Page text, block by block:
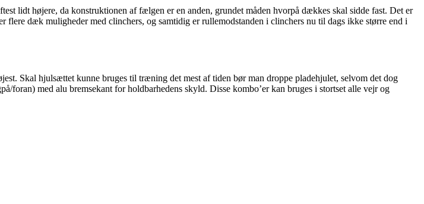
lidt højere, da konstruktionen af fælgen er en anden, grundet måden hvorpå dækkes skal sidde fast. Det er
dæk muligheder med clinchers, og samtidig er rullemodstanden i clinchers nu til dags ikke større end i
Skal hjulsættet kunne bruges til træning det mest af tiden bør man droppe pladehjulet, selvom det dog
foran) med alu bremsekant for holdbarhedens skyld. Disse kombo’er kan bruges i stortset alle vejr og